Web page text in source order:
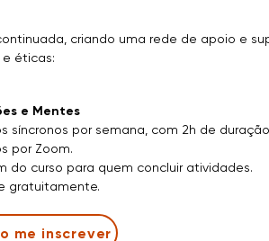
criando uma rede de apoio e
éticas:
e Mentes
síncronos por semana, com 2h de
por Zoom.
do curso para quem concluir atividades.
gratuitamente.
me inscrever